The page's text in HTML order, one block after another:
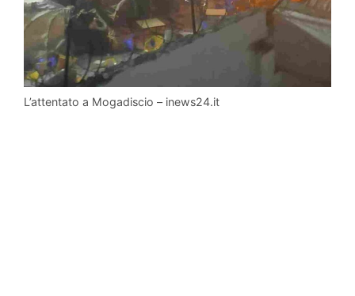
L’attentato a Mogadiscio – inews24.it